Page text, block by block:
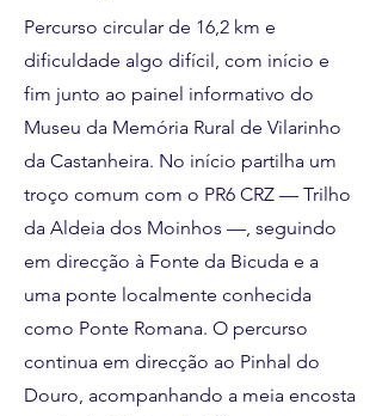
Percurso circular de 16,2 km e
dificuldade algo difícil, com início e
fim junto ao painel informativo do
Museu da Memória Rural de Vilarinho
da Castanheira. No início partilha um
troço comum com o PR6 CRZ — Trilho
da Aldeia dos Moinhos —, seguindo
em direcção à Fonte da Bicuda e a
uma ponte localmente conhecida
como Ponte Romana. O percurso
continua em direcção ao Pinhal do
Douro, acompanhando a meia encosta